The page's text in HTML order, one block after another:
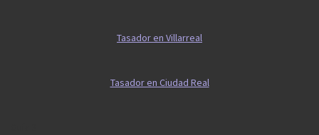
Tasador en Villarreal
Tasador en Ciudad Real